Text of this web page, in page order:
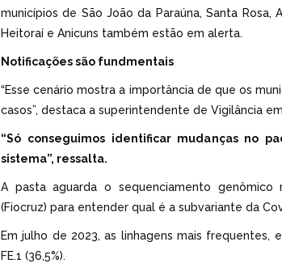
municípios de São João da Paraúna, Santa Rosa,
Heitoraí e Anicuns também estão em alerta.
Notificações são fundmentais
“Esse cenário mostra a importância de que os
casos”, destaca a superintendente de Vigilância
“Só conseguimos identificar mudanças no
sistema”, ressalta.
A pasta aguarda o sequenciamento genômico
(Fiocruz) para entender qual é a subvariante da
Em julho de 2023, as linhagens mais frequentes,
FE.1 (36,5%).